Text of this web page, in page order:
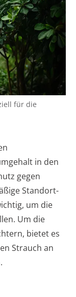
für die
in den
gegen
Standort-
um die
Um die
bietet es
Strauch an